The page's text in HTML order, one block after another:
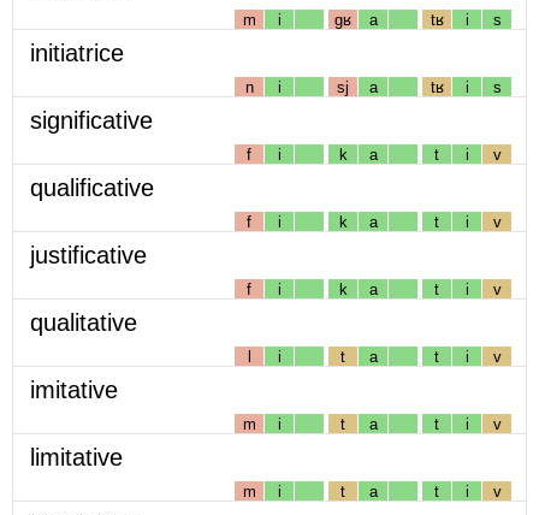
m i gʁ a tʁ i s
initiatrice
n i sj a tʁ i s
significative
f i k a t i v
qualificative
f i k a t i v
justificative
f i k a t i v
qualitative
l i t a t i v
imitative
m i t a t i v
limitative
m i t a t i v